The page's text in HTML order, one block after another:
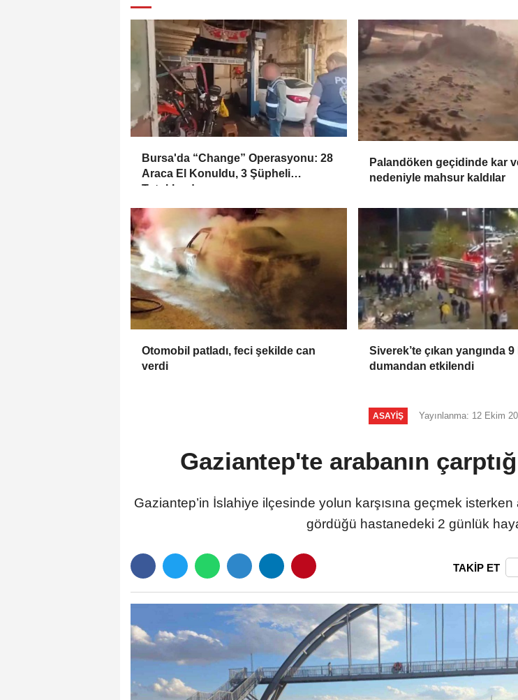
Bursa'da “Change” Operasyonu: 28
Araca El Konuldu, 3 Şüpheli
Tutuklandı
Palandöken geçidinde kar
nedeniyle mahsur kaldılar
Otomobil patladı, feci şekilde can
verdi
Siverek’te çıkan yangında
dumandan etkilendi
ASAYIŞ Yayınlanma: 12 Ekim
Gaziantep'te arabanın
Gaziantep’in İslahiye ilçesinde yolun karşısına geçmek isterken
gördüğü hastanedeki 2 günlük
TAKİP ET